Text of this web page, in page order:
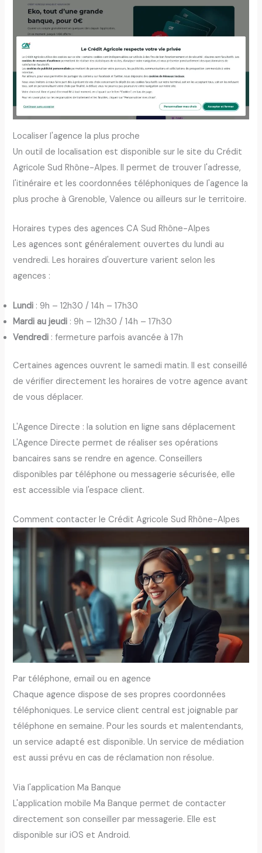
Localiser l'agence la plus proche
Un outil de localisation est disponible sur le site du Crédit
Agricole Sud Rhône-Alpes. Il permet de trouver l'adresse,
l'itinéraire et les coordonnées téléphoniques de l'agence la
plus proche à Grenoble, Valence ou ailleurs sur le territoire.
Horaires types des agences CA Sud Rhône-Alpes
Les agences sont généralement ouvertes du lundi au
vendredi. Les horaires d'ouverture varient selon les
agences :
Lundi : 9h – 12h30 / 14h – 17h30
Mardi au jeudi : 9h – 12h30 / 14h – 17h30
Vendredi : fermeture parfois avancée à 17h
Certaines agences ouvrent le samedi matin. Il est conseillé
de vérifier directement les horaires de votre agence avant
de vous déplacer.
L'Agence Directe : la solution en ligne sans déplacement
L'Agence Directe permet de réaliser ses opérations
bancaires sans se rendre en agence. Conseillers
disponibles par téléphone ou messagerie sécurisée, elle
est accessible via l'espace client.
Comment contacter le Crédit Agricole Sud Rhône-Alpes
Par téléphone, email ou en agence
Chaque agence dispose de ses propres coordonnées
téléphoniques. Le service client central est joignable par
téléphone en semaine. Pour les sourds et malentendants,
un service adapté est disponible. Un service de médiation
est aussi prévu en cas de réclamation non résolue.
Via l'application Ma Banque
L'application mobile Ma Banque permet de contacter
directement son conseiller par messagerie. Elle est
disponible sur iOS et Android.